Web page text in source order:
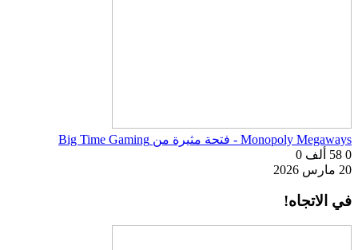
Monopoly Megaways - فتحة مثيرة من Big Time Gaming
0 58 ألف
0
20 مارس 2026
في الاتجاه!